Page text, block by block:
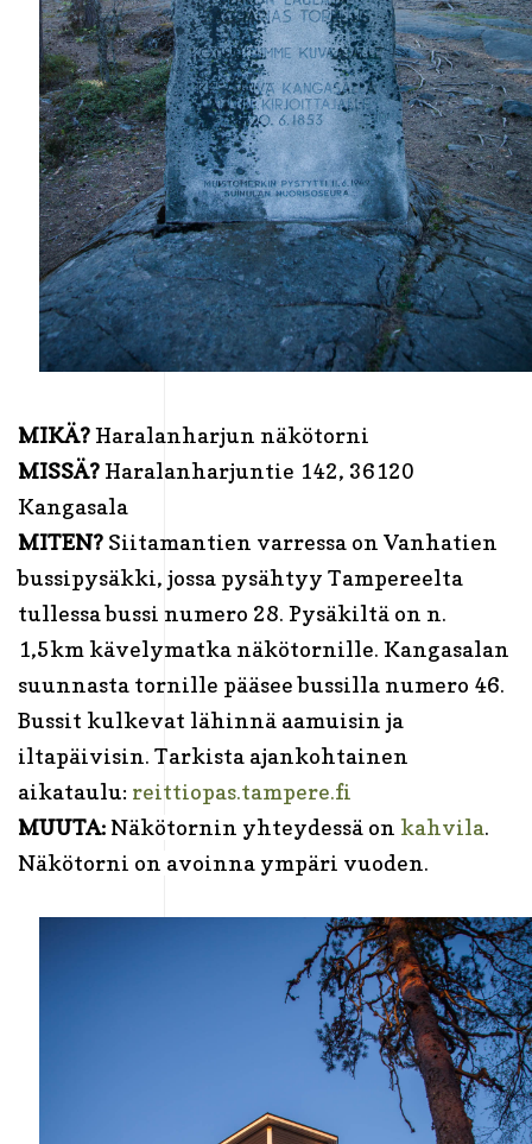
MIKÄ?Haralanharjun näkötorni
MISSÄ?Haralanharjuntie 142, 36120
Kangasala
MITEN? Siitamantien varressa on Vanhatien
bussipysäkki, jossa pysähtyy Tampereelta
tullessa bussi numero 28. Pysäkiltä on n.
1,5km kävelymatka näkötornille. Kangasalan
suunnasta tornille pääsee bussilla numero 46.
Bussit kulkevat lähinnä aamuisin ja
iltapäivisin. Tarkista ajankohtainen
aikataulu: reittiopas.tampere.fi
MUUTA:Näkötornin yhteydessä on kahvila.
Näkötorni on avoinna ympäri vuoden.